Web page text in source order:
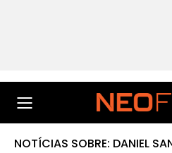
NOTÍCIAS SOBRE: DANIEL